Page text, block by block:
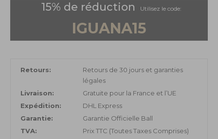
15% de réduction Utilisez le code:
IGUANA15
Retours:
Retours de 30 jours et garanties
légales
Livraison:
Gratuite pour la France et l’UE
Expédition:
DHL Express
Garantie:
Garantie Officielle Ball
TVA:
Prix TTC (Toutes Taxes Comprises)